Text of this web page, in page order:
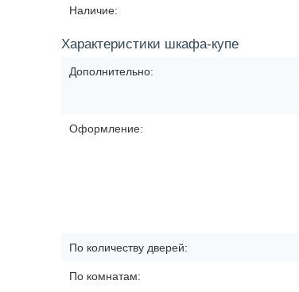
Наличие:
Характеристики шкафа-купе
Дополнительно:
Оформление:
По количеству дверей:
По комнатам: